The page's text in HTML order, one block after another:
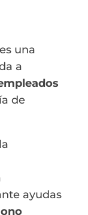
es una
a
de
ayudas